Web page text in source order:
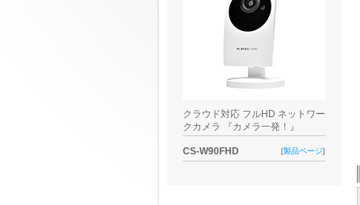
クラウド対応 フルHD ネットワー
クカメラ 『カメラ一発！』
CS-W90FHD [製品ページ]